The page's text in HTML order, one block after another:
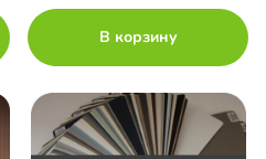
до
В корзину